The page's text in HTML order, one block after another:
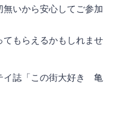
いから安心してご参加
もらえるかもしれませ
イ誌「この街大好き 亀